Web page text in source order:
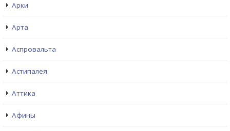
Арки
Арта
Аспровальта
Астипалея
Аттика
Афины